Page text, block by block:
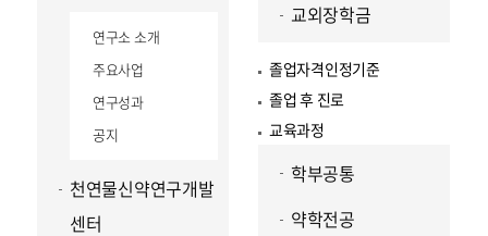
연구소 소개
주요사업
연구성과
공지
천연물신약연구개발
센터
교외장학금
졸업자격인정기준
졸업 후 진로
교육과정
학부공통
약학전공